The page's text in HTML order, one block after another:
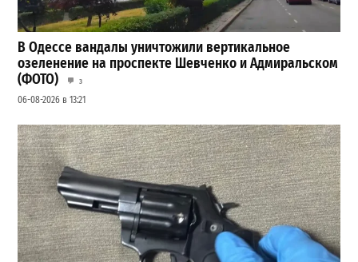
В Одессе вандалы уничтожили вертикальное
озеленение на проспекте Шевченко и Адмиральском
(ФОТО)
3
06-08-2026 в 13:21